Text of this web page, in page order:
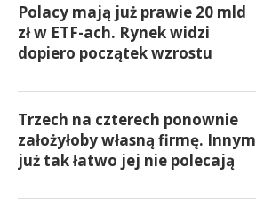
Polacy mają już prawie 20 mld
zł w ETF-ach. Rynek widzi
dopiero początek wzrostu
Trzech na czterech ponownie
założyłoby własną firmę. Innym
już tak łatwo jej nie polecają